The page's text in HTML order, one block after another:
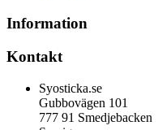
Information
Kontakt
Syosticka.se
Gubbovägen 101
777 91 Smedjebacken